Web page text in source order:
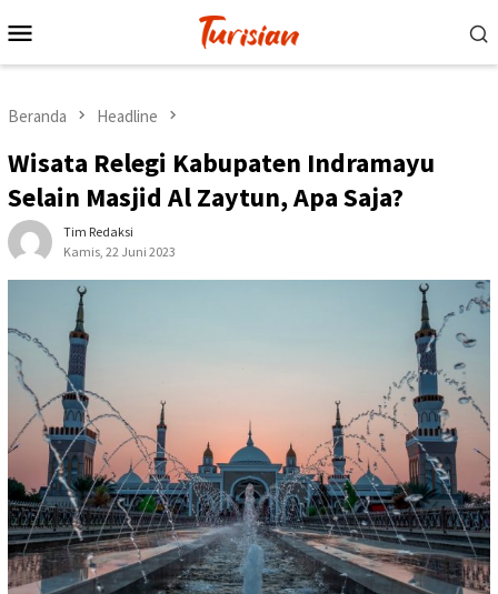
ke
Mobile
Beranda Headline
Wisata Relegi Kabupaten Indramayu
Selain Masjid Al Zaytun, Apa Saja?
Tim Redaksi
Kamis, 22 Juni 2023